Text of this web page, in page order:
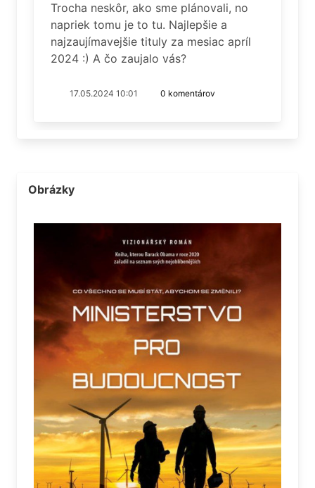
Trocha neskôr, ako sme plánovali, no
napriek tomu je to tu. Najlepšie a
najzaujímavejšie tituly za mesiac apríl
2024 :) A čo zaujalo vás?
17.05.2024 10:01 0 komentárov
Obrázky